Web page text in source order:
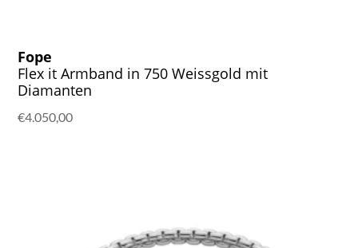
Fope
Flex it Armband in 750 Weissgold mit
Diamanten
€4.050,00